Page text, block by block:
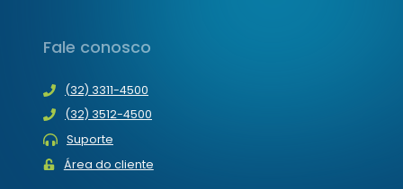
Fale conosco
(32) 3311-4500
(32) 3512-4500
Suporte
Área do cliente